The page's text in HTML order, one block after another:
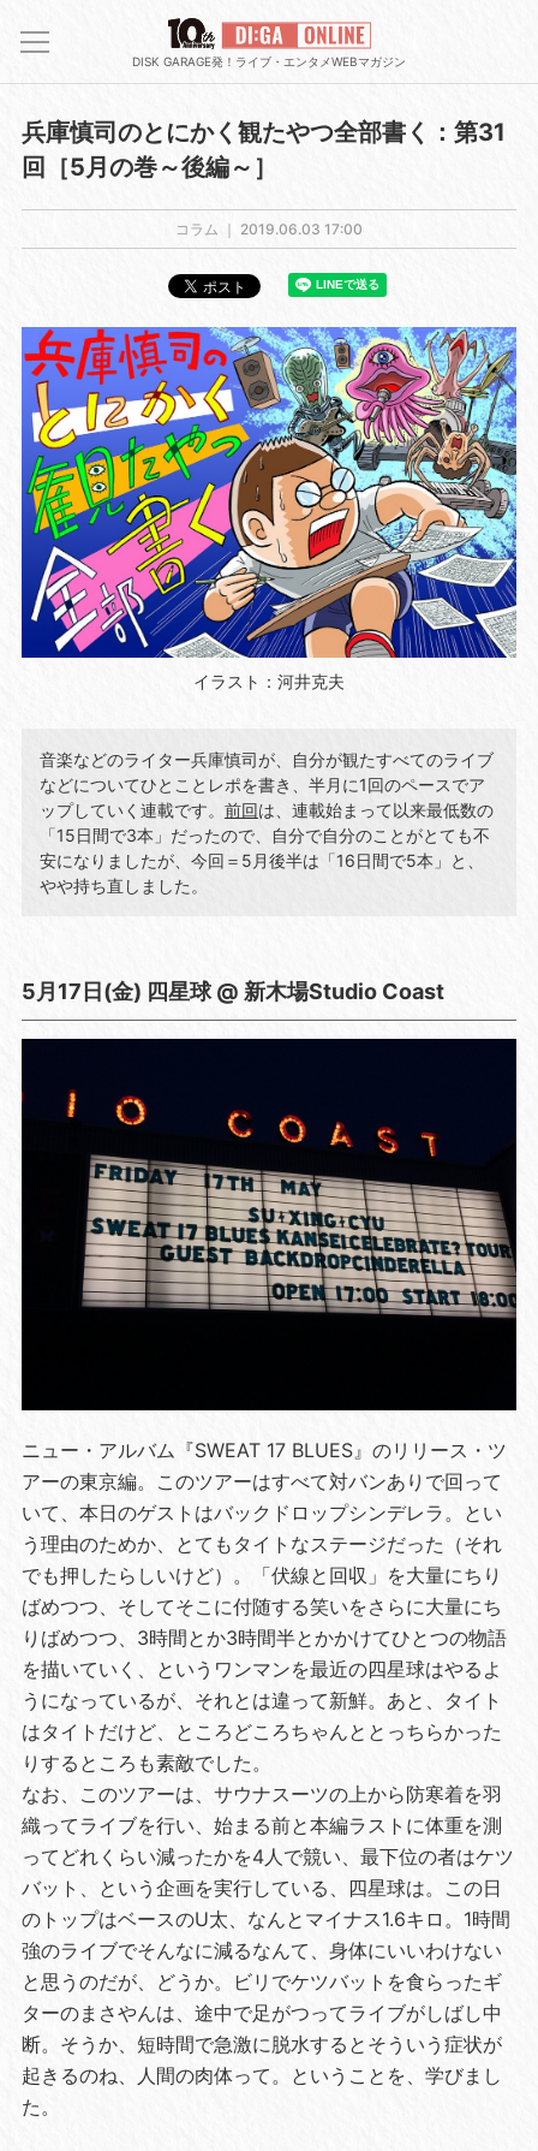
DISK GARAGE発！ライブ・エンタメWEBマガジン
兵庫慎司のとにかく観たやつ全部書く：第31
回［5月の巻～後編～］
コラム ｜ 2019.06.03 17:00
イラスト：河井克夫
音楽などのライター兵庫慎司が、自分が観たすべてのライブ
などについてひとことレポを書き、半月に1回のペースでア
ップしていく連載です。 前回は、連載始まって以来最低数の
「15日間で3本」だったので、自分で自分のことがとても不
安になりましたが、今回＝5月後半は「16日間で5本」と、
やや持ち直しました。
5月17日(金) 四星球 @ 新木場Studio Coast
ニュー・アルバム『SWEAT 17 BLUES』のリリース・ツ
アーの東京編。このツアーはすべて対バンありで回って
いて、本日のゲストはバックドロップシンデレラ。とい
う理由のためか、とてもタイトなステージだった（それ
でも押したらしいけど）。「伏線と回収」を大量にちり
ばめつつ、そしてそこに付随する笑いをさらに大量にち
りばめつつ、3時間とか3時間半とかかけてひとつの物語
を描いていく、というワンマンを最近の四星球はやるよ
うになっているが、それとは違って新鮮。あと、タイト
はタイトだけど、ところどころちゃんととっちらかった
りするところも素敵でした。
なお、このツアーは、サウナスーツの上から防寒着を羽
織ってライブを行い、始まる前と本編ラストに体重を測
ってどれくらい減ったかを4人で競い、最下位の者はケツ
バット、という企画を実行している、四星球は。この日
のトップはベースのU太、なんとマイナス1.6キロ。1時間
強のライブでそんなに減るなんて、身体にいいわけない
と思うのだが、どうか。ビリでケツバットを食らったギ
ターのまさやんは、途中で足がつってライブがしばし中
断。そうか、短時間で急激に脱水するとそういう症状が
起きるのね、人間の肉体って。ということを、学びまし
た。